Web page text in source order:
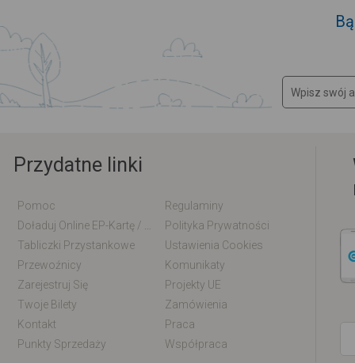
Przydatne linki
Pomoc
Regulaminy
Polityka Prywatności
Tabliczki Przystankowe
Ustawienia Cookies
Przewoźnicy
Komunikaty
Zarejestruj Się
Projekty UE
Twoje Bilety
Zamówienia
Kontakt
Praca
Punkty Sprzedaży
Współpraca